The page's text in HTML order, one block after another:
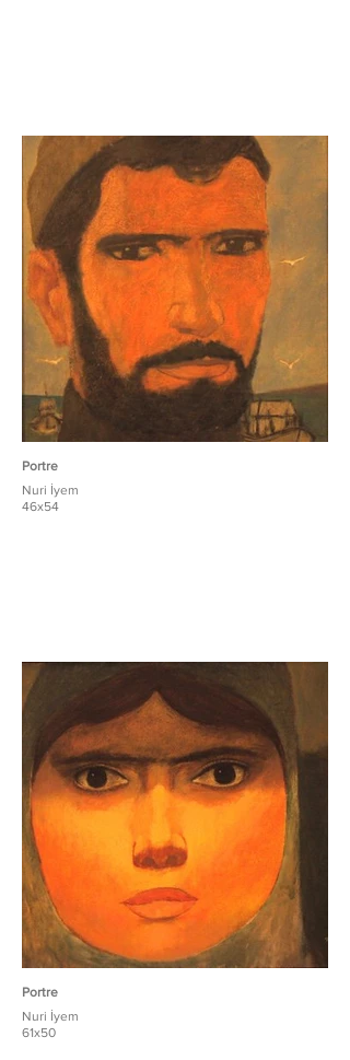
Portre
Nuri İyem
46x54
Portre
Nuri İyem
61x50